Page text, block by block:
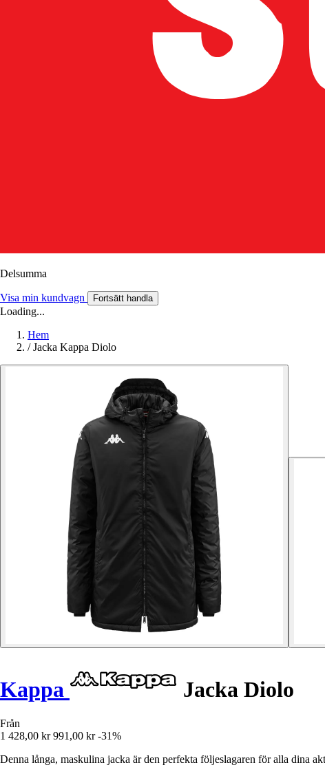
Delsumma
Visa min kundvagn Fortsätt handla
Loading...
Hem
/ Jacka Kappa Diolo
Kappa Jacka Diolo
Från
1 428,00 kr 991,00 kr -31%
Denna långa, maskulina jacka är den perfekta följeslagaren för alla dina